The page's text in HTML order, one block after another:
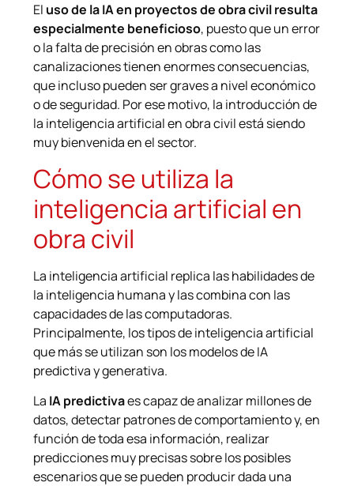
El uso de la IA en proyectos de obra civil resulta
especialmente beneficioso, puesto que un error
o la falta de precisión en obras como las
canalizaciones tienen enormes consecuencias,
que incluso pueden ser graves a nivel económico
o de seguridad. Por ese motivo, la introducción de
la inteligencia artificial en obra civil está siendo
muy bienvenida en el sector.
Cómo se utiliza la
inteligencia artificial en
obra civil
La inteligencia artificial replica las habilidades de
la inteligencia humana y las combina con las
capacidades de las computadoras.
Principalmente, los tipos de inteligencia artificial
que más se utilizan son los modelos de IA
predictiva y generativa.
La IA predictivaes capaz de analizar millones de
datos, detectar patrones de comportamiento y, en
función de toda esa información, realizar
predicciones muy precisas sobre los posibles
escenarios que se pueden producir dada una